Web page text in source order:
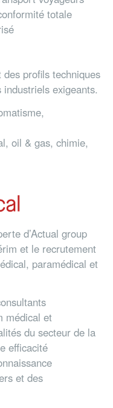
totale
profils techniques
exigeants.
oil & gas, chimie,
d’Actual group
et le recrutement
paramédical et
médical et
du secteur de la
efficacité
et des